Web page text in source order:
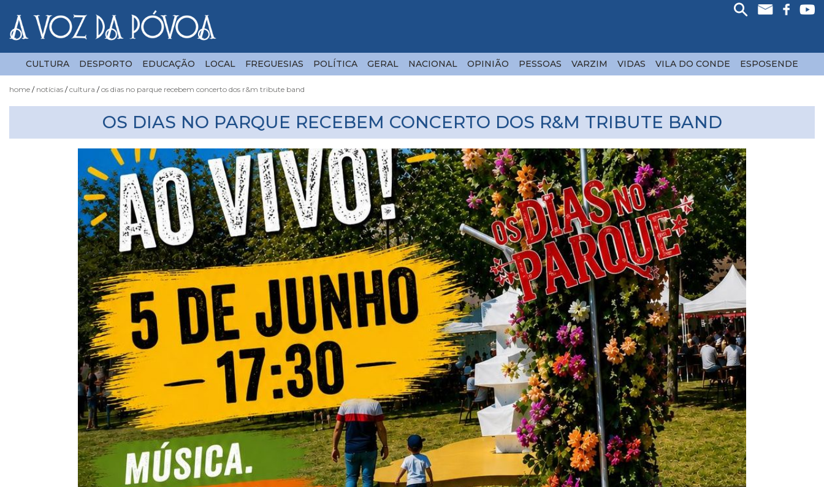
CULTURA DESPORTO EDUCAÇÃO LOCAL FREGUESIAS POLÍTICA GERAL NACIONAL OPINIÃO PESSOAS VARZIM VIDAS VILA DO CONDE ESPOSENDE
home notícias cultura os dias no parque recebem concerto dos r&m tribute band
OS DIAS NO PARQUE RECEBEM CONCERTO DOS R&M TRIBUTE BAND